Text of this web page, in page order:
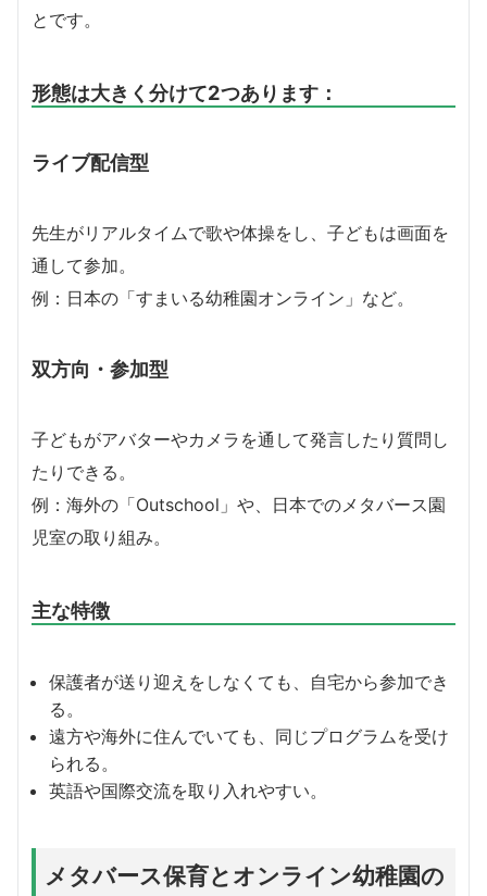
とです。
形態は大きく分けて2つあります：
ライブ配信型
先生がリアルタイムで歌や体操をし、子どもは画面を
通して参加。
例：日本の「すまいる幼稚園オンライン」など。
双方向・参加型
子どもがアバターやカメラを通して発言したり質問し
たりできる。
例：海外の「Outschool」や、日本でのメタバース園
児室の取り組み。
主な特徴
保護者が送り迎えをしなくても、自宅から参加でき
る。
遠方や海外に住んでいても、同じプログラムを受け
られる。
英語や国際交流を取り入れやすい。
メタバース保育とオンライン幼稚園の